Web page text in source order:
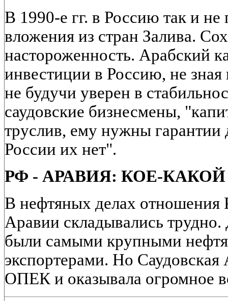
В 1990-е гг. в Россию так и
вложения из стран Залива.
настороженность. Арабский
инвестиции в Россию, не
не будучи уверен в
саудовские бизнесмены,
труслив, ему нужны гарантии
России их нет".
РФ - АРАВИЯ: КОЕ-
В нефтяных делах отношения
Аравии складывались
были самыми крупными
экспортерами. Но
ОПЕК и оказывала огромное